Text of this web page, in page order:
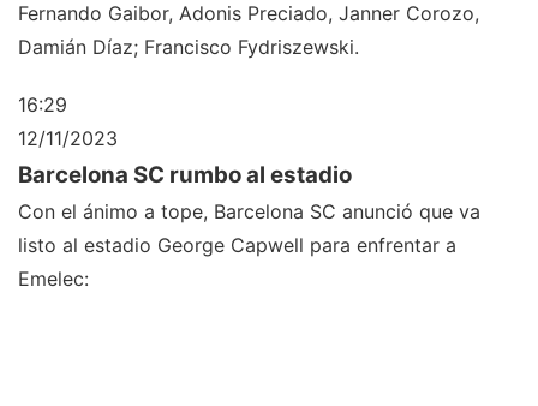
Fernando Gaibor, Adonis Preciado, Janner Corozo,
Damián Díaz; Francisco Fydriszewski.
16:29
12/11/2023
Barcelona SC rumbo al estadio
Con el ánimo a tope, Barcelona SC anunció que va
listo al estadio George Capwell para enfrentar a
Emelec: